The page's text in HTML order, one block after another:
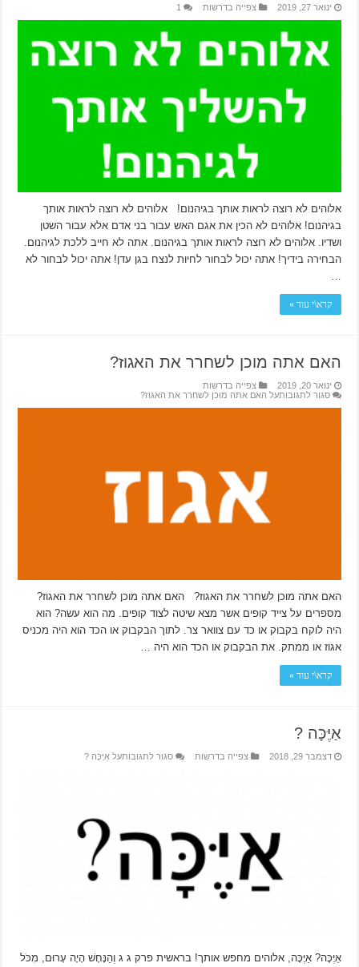
ינואר 27, 2019 צפייה בדרשות 1
אלוהים לא רוצה לראות אותך בגיהנום! אלוהים לא רוצה לראות אותך
בגיהנום! אלוהים לא הכין את אגם האש עבור בני אדם אלא עבור השטן
ושדיו. אלוהים לא רוצה לראות אותך בגיהנום. אתה לא חייב ללכת לגיהנום.
הבחירה בידיך! אתה יכול לבחור לחיות לנצח בגן עדן! אתה יכול לבחור לא
…
קרא\י עוד »
האם אתה מוכן לשחרר את האגוז?
ינואר 20, 2019
צפייה בדרשות
סגור לתגובותעל האם אתה מוכן לשחרר את האגוז?
האם אתה מוכן לשחרר את האגוז? האם אתה מוכן לשחרר את האגוז?
מספרים על צייד קופים אשר מצא שיטה לצוד קופים. מה הוא עשה? הוא
היה לוקח בקבוק או כד עם צוואר צר. לתוך הבקבוק או הכד הוא היה מכניס
אגוז או ממתק. את הבקבוק או הכד הוא היה …
קרא\י עוד »
אַיֶּכָּה ?
דצמבר 29, 2018 צפייה בדרשות סגור לתגובותעל אַיֶּכָּה ?
אַיֶּכָּה? אַיֶּכָּה, אלוהים מחפש אותך! בראשית פרק ג ג וְהַנָּחָשׁ הָיָה עָרוּם, מִכֹּל